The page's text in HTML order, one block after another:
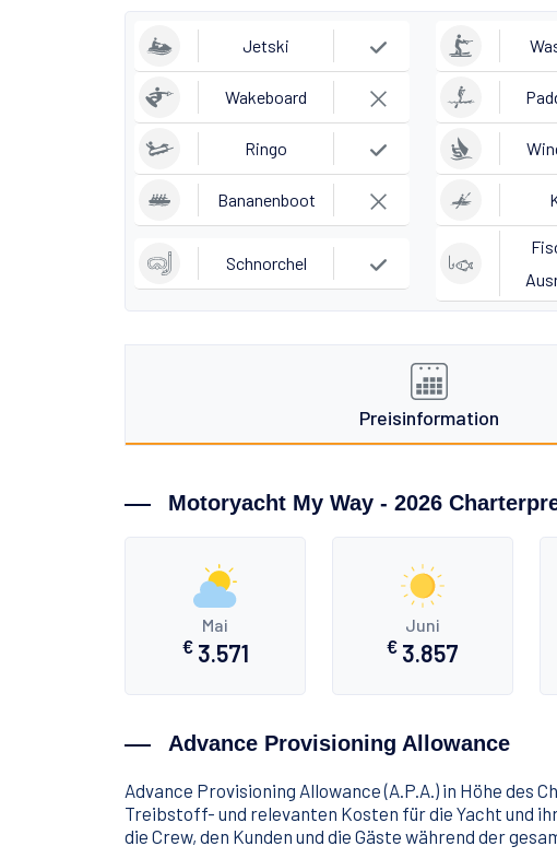
Jetski
Wakeboard
Ringo
Bananenboot
Schnorchel
Preisinformation
Motoryacht My Way - 2026
Mai
€3.571
Juni
€ 3.857
Advance Provisioning Allowance
Advance Provisioning Allowance (A.P.A.) in Höhe
Treibstoff- und relevanten Kosten für die Yacht und
die Crew, den Kunden und die Gäste während der